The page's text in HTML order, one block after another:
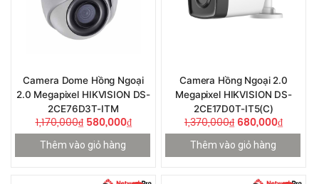
Camera Dome Hồng Ngoại
2.0 Megapixel HIKVISION DS-
2CE76D3T-ITM
1,170,000₫ 580,000₫
Thêm vào giỏ hàng
Camera Hồng Ngoại 2.0
Megapixel HIKVISION DS-
2CE17D0T-IT5(C)
1,370,000₫ 680,000₫
Thêm vào giỏ hàng